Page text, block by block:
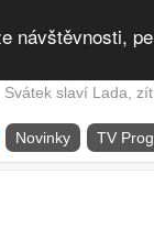
návštěvnosti,
slaví Lada,
Novinky TV